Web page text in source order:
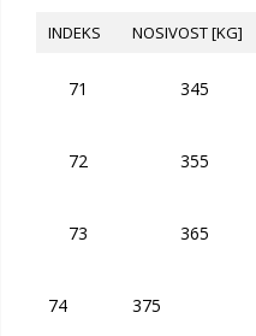
INDEKS NOSIVOST [KG]
71 345
72 355
73 365
74 375